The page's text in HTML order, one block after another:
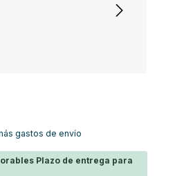
gastos de envío
Plazo de entrega para